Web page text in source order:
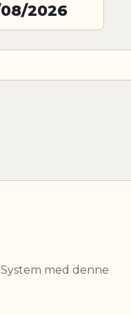
2026
System med denne